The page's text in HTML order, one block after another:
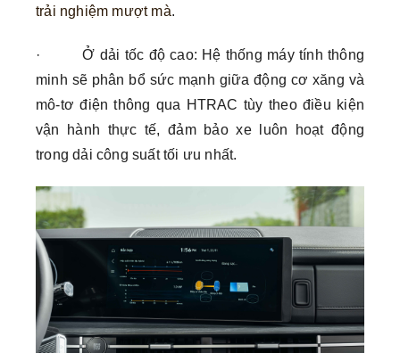
trải nghiệm mượt mà.
· Ở dải tốc độ cao: Hệ thống máy tính thông
minh sẽ phân bổ sức mạnh giữa động cơ xăng và
mô-tơ điện thông qua HTRAC tùy theo điều kiện
vận hành thực tế, đảm bảo xe luôn hoạt động
trong dải công suất tối ưu nhất.